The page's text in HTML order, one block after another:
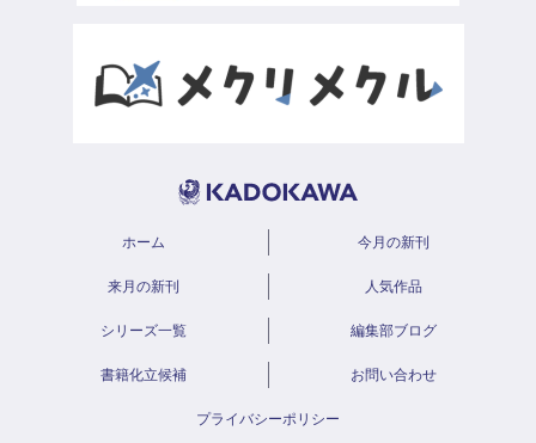
ホーム 今月の新刊
来月の新刊 人気作品
シリーズ一覧 編集部ブログ
書籍化立候補 お問い合わせ
プライバシーポリシー